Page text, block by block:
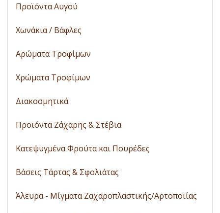
Προϊόντα Αυγού
Χωνάκια / Βάφλες
Αρώματα Τροφίμων
Χρώματα Τροφίμων
Διακοσμητικά
Προϊόντα Ζάχαρης & Στέβια
Κατεψυγμένα Φρούτα και Πουρέδες
Βάσεις Τάρτας & Σφολιάτας
Άλευρα - Μίγματα Ζαχαροπλαστικής/Αρτοποιίας